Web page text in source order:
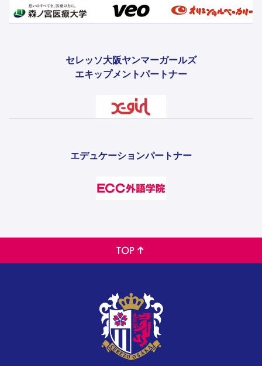
セレッソ大阪ヤンマーガールズ
エキップメントパートナー
エデュケーションパートナー
TOP